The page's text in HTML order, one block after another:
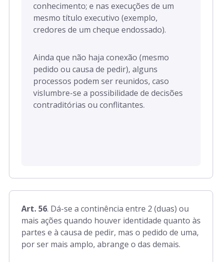
conhecimento; e nas execuções de um
mesmo título executivo (exemplo,
credores de um cheque endossado).
Ainda que não haja conexão (mesmo
pedido ou causa de pedir), alguns
processos podem ser reunidos, caso
vislumbre-se a possibilidade de decisões
contraditórias ou conflitantes.
Art. 56. Dá-se a continência entre 2 (duas) ou
mais ações quando houver identidade quanto às
partes e à causa de pedir, mas o pedido de uma,
por ser mais amplo, abrange o das demais.